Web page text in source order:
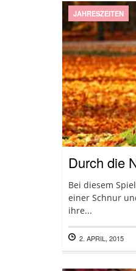
JAHRESZEITEN
Durch die
Bei diesem
einer Schnur
ihre...
2. APRIL, 2015